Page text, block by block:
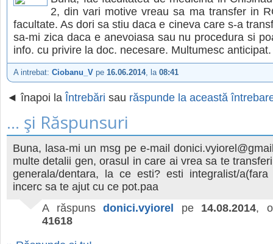
2, din vari motive vreau sa ma transfer in
facultate. As dori sa stiu daca e cineva care s-a
sa-mi zica daca e anevoiasa sau nu procedura si
info. cu privire la doc. necesare. Multumesc anticipat.
A intrebat: Ciobanu_V pe 16.06.2014, la 08:41
◄ înapoi la Întrebări sau răspunde la această
... şi Răspunsuri
Buna, lasa-mi un msg pe e-mail
multe detalii gen, orasul in care ai vrea sa te
generala/dentara, la ce esti? esti integralist/
incerc sa te ajut cu ce pot.paa
A răspunsdonici.vyiorel pe 14.08.2014,
41618